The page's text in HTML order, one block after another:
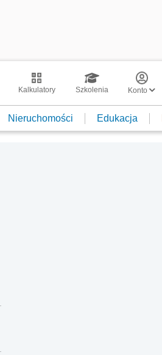
Kalkulatory Szkolenia Konto
Nieruchomości Edukacja